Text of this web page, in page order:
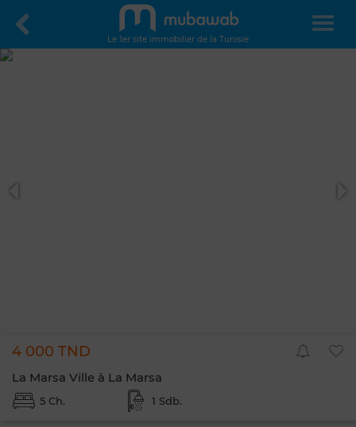
Le 1er site immobilier de la Tunisie
4 000 TND
La Marsa Ville à La Marsa
5 Ch. 1 Sdb.